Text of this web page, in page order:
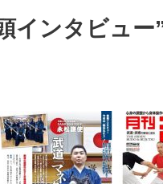
インタビュー